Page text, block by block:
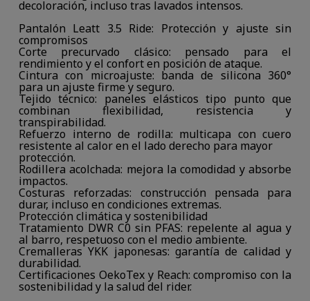
decoloración, incluso tras lavados intensos.
Pantalón Leatt 3.5 Ride: Protección y ajuste sin
compromisos
Corte precurvado clásico: pensado para el
rendimiento y el confort en posición de ataque.
Cintura con microajuste: banda de silicona 360°
para un ajuste firme y seguro.
Tejido técnico: paneles elásticos tipo punto que
combinan flexibilidad, resistencia y
transpirabilidad.
Refuerzo interno de rodilla: multicapa con cuero
resistente al calor en el lado derecho para mayor
protección.
Rodillera acolchada: mejora la comodidad y absorbe
impactos.
Costuras reforzadas: construcción pensada para
durar, incluso en condiciones extremas.
Protección climática y sostenibilidad
Tratamiento DWR C0 sin PFAS: repelente al agua y
al barro, respetuoso con el medio ambiente.
Cremalleras YKK japonesas: garantía de calidad y
durabilidad.
Certificaciones OekoTex y Reach: compromiso con la
sostenibilidad y la salud del rider.